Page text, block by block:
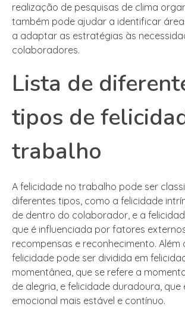
realização de pesquisas de clima
também pode ajudar a identificar
a adaptar as estratégias às
colaboradores.
Lista de
tipos de
trabalho
A felicidade no trabalho pode ser
diferentes tipos, como a felicidade
de dentro do colaborador, e a
que é influenciada por fatores
recompensas e reconhecimento. Além
felicidade pode ser dividida em
momentânea, que se refere a
de alegria, e felicidade duradoura, que
emocional mais estável e contínuo.